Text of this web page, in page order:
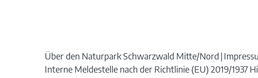
Über den Naturpark Schwarzwald Mitte/Nord
Interne Meldestelle nach der Richtlinie (EU) 2019/1937